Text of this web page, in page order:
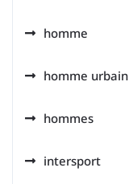
homme
homme urbain
hommes
intersport